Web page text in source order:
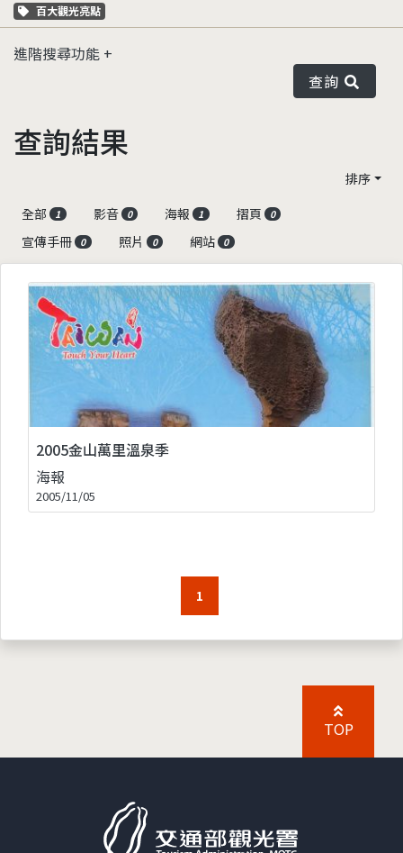
關鍵字標籤
百大觀光亮點
進階搜尋功能
查詢
查詢結果
排序
全部
1 影音 0 海報 1 摺頁 0
宣傳手冊 0 照片 0 網站 0
2005金山萬里溫泉季
海報
2005/11/05
1
TOP